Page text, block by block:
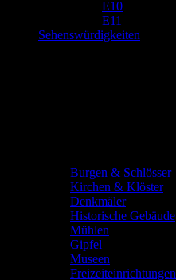
E10
E11
Sehenswürdigkeiten
Burgen & Schlösser
Kirchen & Klöster
Denkmäler
Historische Gebäude
Mühlen
Gipfel
Museen
Freizeiteinrichtungen